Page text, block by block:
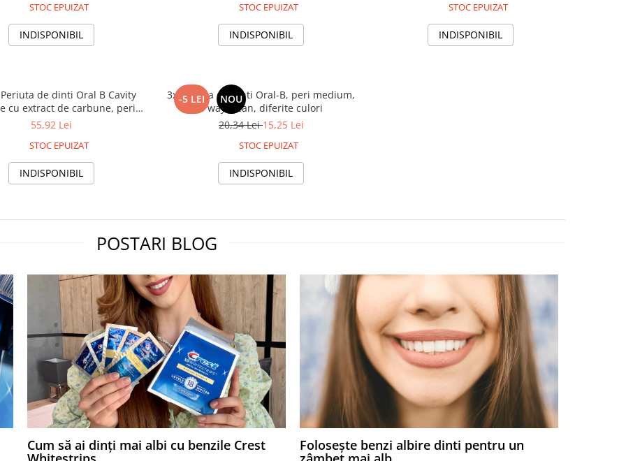
STOC EPUIZAT
INDISPONIBIL
STOC EPUIZAT
INDISPONIBIL
STOC EPUIZAT
INDISPONIBIL
de dinti Oral B Cavity
cu extract de carbune, peri
medii
55,92 Lei
STOC EPUIZAT
INDISPONIBIL
-5 LEI NOU
3x Periuta de dinti Oral-B, peri medium,
3 way clean, diferite culori
20,34 Lei15,25 Lei
STOC EPUIZAT
INDISPONIBIL
POSTARI BLOG
Cum să ai dinți mai albi cu benzile Crest Folosește benzi albire dinti pentru un